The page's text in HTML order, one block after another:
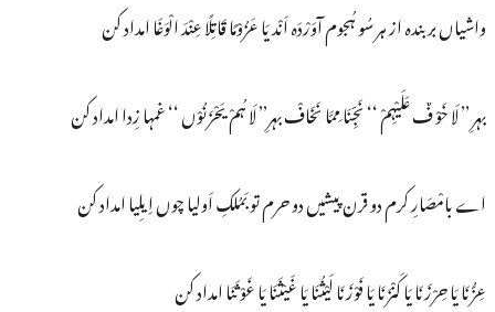
واشیاں بر بندہ از ہر سُو ہُجوم آوَرْدَہ اَنْد یَا عَزُوْمًا قَاتِلًا عِنْدَ الْوَغَا امداد کن
بہرِ ’’ لَا خَوْ فٌ عَلَیْہِمْ ‘‘ نَجِّنَا مِمَّا نَخَافْ بہرِ’’ لَا ہُمْ یَحْزَنُوْں ‘‘ غمہا زِدا امداد کن
اے بامْصَارِ کرم دو قرن پیشیں دو حرم تو بَمُلکِ اَولیا چوں اِیلِیا امداد کن
عِزُّنَا یَا حِرْزَنَا یَا کَنْزَنَا یَا فَوْزَنَا لَیْثُنَا یَا غَیْثَنَا یَا غَوْثَنَا امداد کن